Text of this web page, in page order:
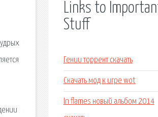
Links to
Stuff
Гении торрент скачать
Скачать мод к игре wot
In flames новый альбом 2014